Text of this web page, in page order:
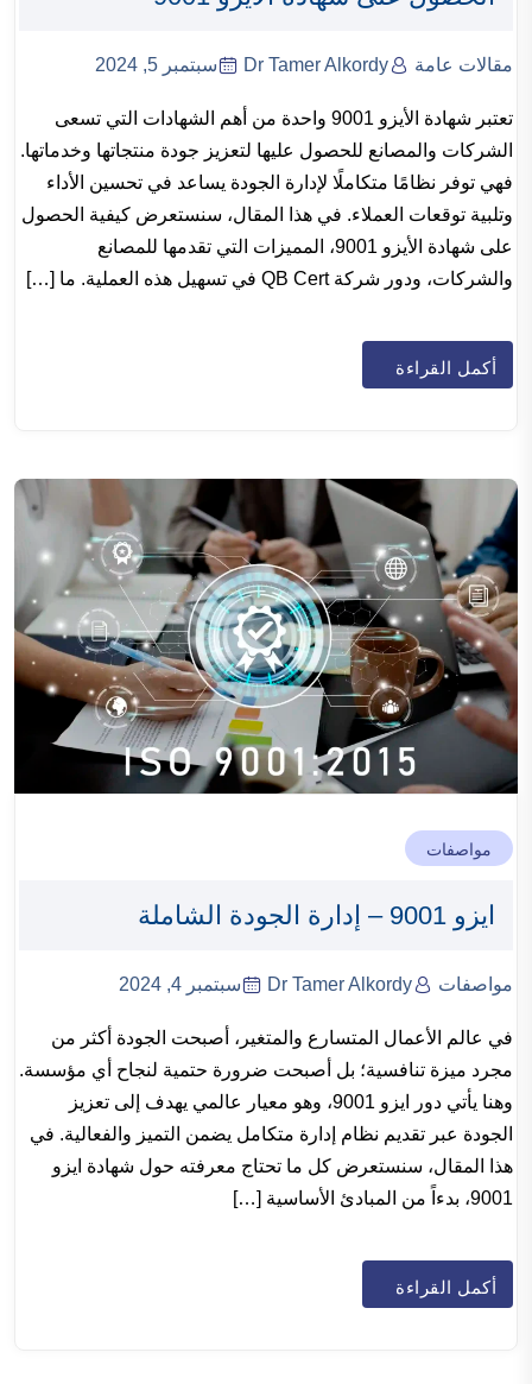
مقالات عامة Dr Tamer Alkordy سبتمبر 5, 2024
تعتبر شهادة الأيزو 9001 واحدة من أهم الشهادات التي تسعى
الشركات والمصانع للحصول عليها لتعزيز جودة منتجاتها وخدماتها.
فهي توفر نظامًا متكاملًا لإدارة الجودة يساعد في تحسين الأداء
وتلبية توقعات العملاء. في هذا المقال، سنستعرض كيفية الحصول
على شهادة الأيزو 9001، المميزات التي تقدمها للمصانع
والشركات، ودور شركة QB Cert في تسهيل هذه العملية. ما […]
أكمل القراءة
مواصفات
ايزو 9001 – إدارة الجودة الشاملة
مواصفات Dr Tamer Alkordy سبتمبر 4, 2024
في عالم الأعمال المتسارع والمتغير، أصبحت الجودة أكثر من
مجرد ميزة تنافسية؛ بل أصبحت ضرورة حتمية لنجاح أي مؤسسة.
وهنا يأتي دور ايزو 9001، وهو معيار عالمي يهدف إلى تعزيز
الجودة عبر تقديم نظام إدارة متكامل يضمن التميز والفعالية. في
هذا المقال، سنستعرض كل ما تحتاج معرفته حول شهادة ايزو
9001، بدءاً من المبادئ الأساسية […]
أكمل القراءة